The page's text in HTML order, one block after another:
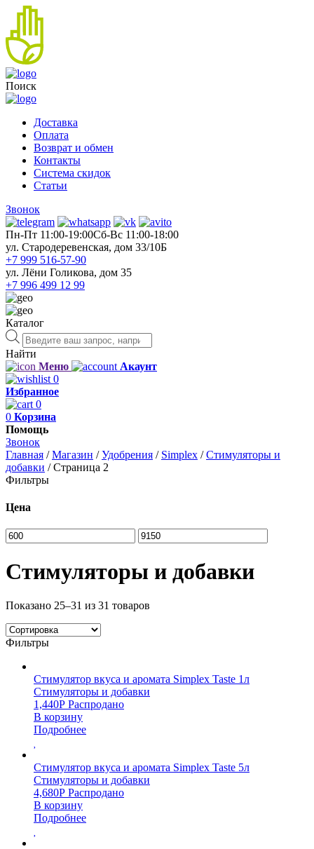
Поиск
Доставка
Оплата
Возврат и обмен
Контакты
Система скидок
Статьи
Звонок
Пн-Пт 11:00-19:00Cб-Вс 11:00-18:00
ул. Стародеревенская, дом 33/10Б
+7 999 516-57-90
ул. Лёни Голикова, дом 35
+7 996 499 12 99
Каталог
Поиск
товаров
Найти
Меню
Акаунт
0
Избранное
0
0 Корзина
Помощь
Звонок
Главная /Магазин /Удобрения / Simplex /Стимуляторы и
добавки /Страница 2
Фильтры
Цена
Стимуляторы и добавки
Показано 25–31 из 31 товаров
Фильтры
Стимулятор вкуса и аромата Simplex Taste 1л
Стимуляторы и добавки
1,440Р Распродано
В корзину
Подробнее
Стимулятор вкуса и аромата Simplex Taste 5л
Стимуляторы и добавки
4,680Р Распродано
В корзину
Подробнее